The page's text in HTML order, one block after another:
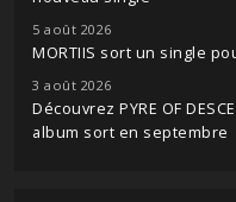
5 août 2026
MORTIIS sort un single
3 août 2026
Découvrez PYRE OF
album sort en septembre